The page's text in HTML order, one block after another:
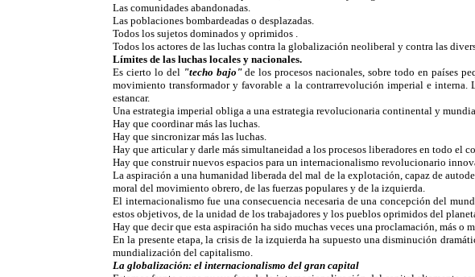
Las comunidades abandonadas.
Las poblaciones bombardeadas o desplazadas.
Todos los sujetos dominados y oprimidos .
Todos los actores de las luchas contra la globalización neoliberal y contra las
Límites de las luchas locales y nacionales.
Es cierto lo del "techo bajo"de los procesos nacionales, sobre todo en países
movimiento transformador y favorable a la contrarrevolución imperial e interna.
estancar.
Una estrategia imperial obliga a una estrategia revolucionaria continental y
Hay que coordinar más las luchas.
Hay que sincronizar más las luchas.
Hay que articular y darle más simultaneidad a los procesos liberadores en todo el
Hay que construir nuevos espacios para un internacionalismo revolucionario
La aspiración a una humanidad liberada del mal de la explotación, capaz de
moral del movimiento obrero, de las fuerzas populares y de la izquierda.
El internacionalismo fue una consecuencia necesaria de una concepción del
estos objetivos, de la unidad de los trabajadores y los pueblos oprimidos del
Hay que decir que esta aspiración ha sido muchas veces una proclamación, más
En la presente etapa, la crisis de la izquierda ha supuesto una disminución
mundialización del capitalismo.
La globalización: el internacionalismo del gran capital